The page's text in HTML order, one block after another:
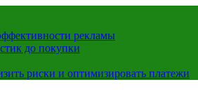
рекламы
до покупки
риски и оптимизировать платежи